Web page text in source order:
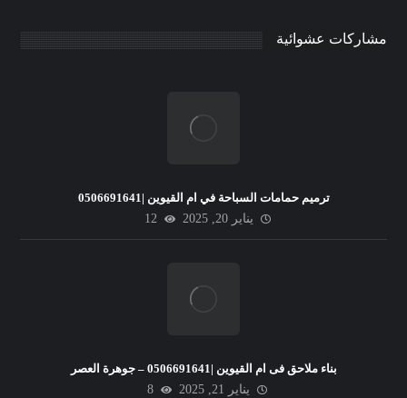
مشاركات عشوائية
ترميم حمامات السباحة في ام القيوين |0506691641
يناير 20, 2025
12
بناء ملاحق فى ام القيوين |0506691641 – جوهرة العصر
يناير 21, 2025
8